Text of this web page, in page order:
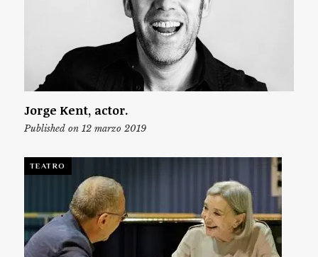
Jorge Kent, actor.
Published on 12 marzo 2019
TEATRO